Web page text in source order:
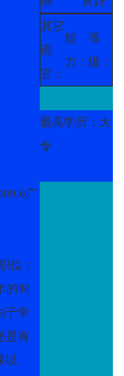
其它
语
言：
能
力：
等
级：
最高学历：大
专
广
位：
的时
于学
是有
以